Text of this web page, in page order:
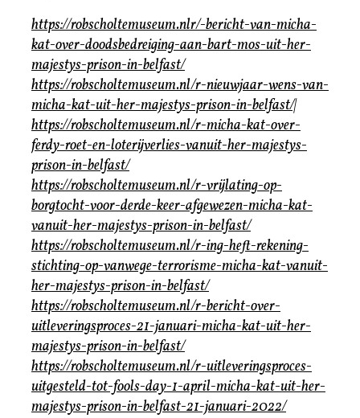
https://robscholtemuseum.nlr/-bericht-van-micha-
kat-over-doodsbedreiging-aan-bart-mos-uit-her-
majestys-prison-in-belfast/
https://robscholtemuseum.nl/r-nieuwjaar-wens-van-
micha-kat-uit-her-majestys-prison-in-belfast/|
https://robscholtemuseum.nl/r-micha-kat-over-
ferdy-roet-en-loterijverlies-vanuit-her-majestys-
prison-in-belfast/
https://robscholtemuseum.nl/r-vrijlating-op-
borgtocht-voor-derde-keer-afgewezen-micha-kat-
vanuit-her-majestys-prison-in-belfast/
https://robscholtemuseum.nl/r-ing-heft-rekening-
stichting-op-vanwege-terrorisme-micha-kat-vanuit-
her-majestys-prison-in-belfast/
https://robscholtemuseum.nl/r-bericht-over-
uitleveringsproces-21-januari-micha-kat-uit-her-
majestys-prison-in-belfast/
https://robscholtemuseum.nl/r-uitleveringsproces-
uitgesteld-tot-fools-day-1-april-micha-kat-uit-her-
majestys-prison-in-belfast-21-januari-2022/